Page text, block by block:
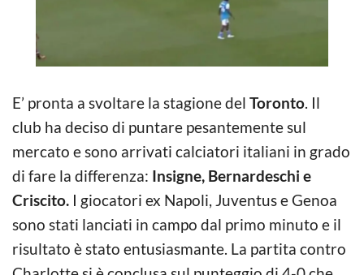
E’ pronta a svoltare la stagione del Toronto. Il
club ha deciso di puntare pesantemente sul
mercato e sono arrivati calciatori italiani in grado
di fare la differenza: Insigne, Bernardeschi e
Criscito. I giocatori ex Napoli, Juventus e Genoa
sono stati lanciati in campo dal primo minuto e il
risultato è stato entusiasmante. La partita contro